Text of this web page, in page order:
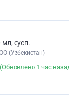
сусп.
(Узбекистан)
(Обновлено 1 час